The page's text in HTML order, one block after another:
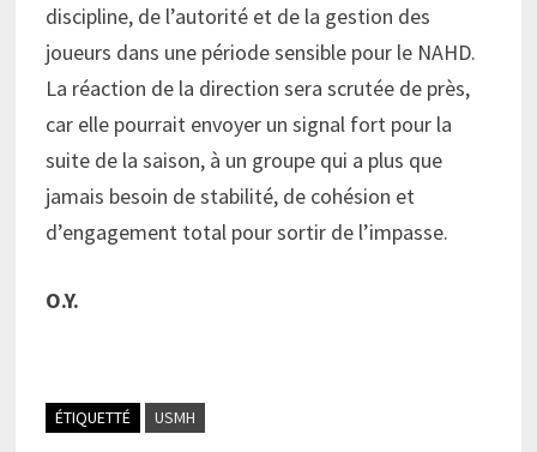
discipline, de l’autorité et de la gestion des
joueurs dans une période sensible pour le NAHD.
La réaction de la direction sera scrutée de près,
car elle pourrait envoyer un signal fort pour la
suite de la saison, à un groupe qui a plus que
jamais besoin de stabilité, de cohésion et
d’engagement total pour sortir de l’impasse.
O.Y.
ÉTIQUETTÉ USMH